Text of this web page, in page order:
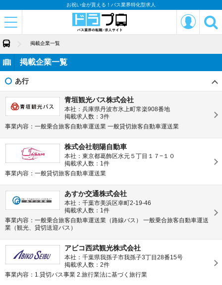
お祝い金が貰える！バス業界特化型求人
掲載企業一覧
掲載企業一覧
あ行
青垣観光バス株式会社
本社：兵庫県丹波市氷上町常楽908番地
掲載求人数：3件
事業内容：一般乗合旅客自動車運送業 一般貸切旅客自動車運送業
株式会社朝陽自動車
本社：東京都葛飾区水元５丁目１７−１０
掲載求人数：1件
事業内容：一般貸切旅客自動車運送業
あすか交通株式会社
本社：千葉市美浜区幸町2-19-46
掲載求人数：1件
事業内容：一般乗合旅客自動車運送業（路線バス） 一般乗合旅客自動車運送
業（観光、貸切送迎バス）
アビコ西武観光株式会社
本社：千葉県我孫子市我孫子3丁目28番15号
掲載求人数：2件
事業内容：1.貸切バス事業 2.旅行業法に基づく旅行業